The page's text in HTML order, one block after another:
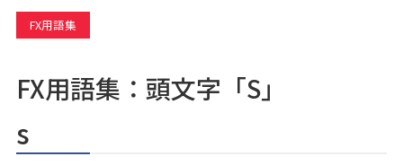
FX用語集
FX用語集：頭文字「S」
s